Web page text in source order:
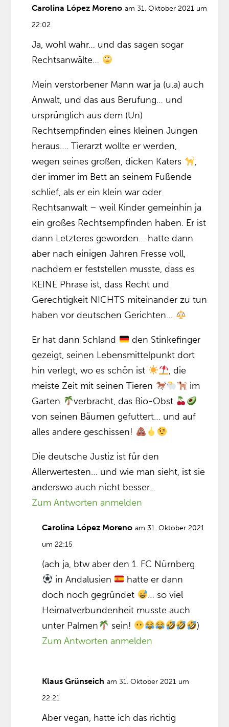
Carolina López Moreno am 31. Oktober 2021 um
22:02
Ja, wohl wahr… und das sagen sogar
Rechtsanwälte…
Mein verstorbener Mann war ja (u.a) auch
Anwalt, und das aus Berufung… und
ursprünglich aus dem (Un)
Rechtsempfinden eines kleinen Jungen
heraus…. Tierarzt wollte er werden,
wegen seines großen, dicken Katers
,
der immer im Bett an seinem Fußende
schlief, als er ein klein war oder
Rechtsanwalt – weil Kinder gemeinhin ja
ein großes Rechtsempfinden haben. Er ist
dann Letzteres geworden… hatte dann
aber nach einigen Jahren Fresse voll,
nachdem er feststellen musste, dass es
KEINE Phrase ist, dass Recht und
Gerechtigkeit NICHTS miteinander zu tun
haben vor deutschen Gerichten…
Er hat dann Schland
den Stinkefinger
gezeigt, seinen Lebensmittelpunkt dort
hin verlegt, wo es schön ist
, die
meiste Zeit mit seinen Tieren
im
Garten
verbracht, das Bio-Obst
von seinen Bäumen gefuttert… und auf
alles andere geschissen!
Die deutsche Justiz ist für den
Allerwertesten… und wie man sieht, ist sie
anderswo auch nicht besser…
Zum Antworten anmelden
Carolina López Moreno am 31. Oktober 2021
um 22:15
(ach ja, btw aber den 1. FC Nürnberg
in Andalusien
hatte er dann
doch noch gegründet
… so viel
Heimatverbundenheit musste auch
unter Palmen
sein!
)
Zum Antworten anmelden
Klaus Grünseich am 31. Oktober 2021 um
22:21
Aber vegan, hatte ich das richtig